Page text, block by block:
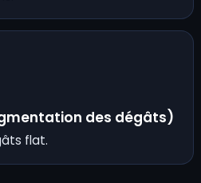
des dégâts)
flat.